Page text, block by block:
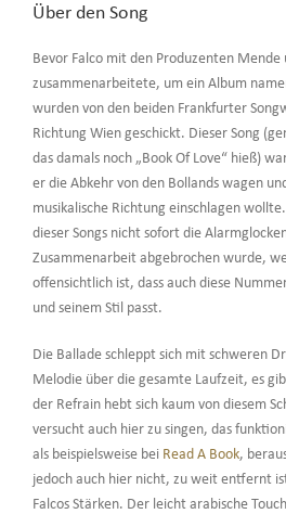
Über den Song
Bevor Falco mit den Produzenten Mende
zusammenarbeitete, um ein Album
wurden von den beiden Frankfurter
Richtung Wien geschickt. Dieser Song
das damals noch „Book Of Love“ hieß)
er die Abkehr von den Bollands wagen
musikalische Richtung einschlagen
dieser Songs nicht sofort die
Zusammenarbeit abgebrochen wurde,
offensichtlich ist, dass auch diese
und seinem Stil passt.
Die Ballade schleppt sich mit schweren
Melodie über die gesamte Laufzeit, es
der Refrain hebt sich kaum von diesem
versucht auch hier zu singen, das
als beispielsweise bei Read A Book,
jedoch auch hier nicht, zu weit entfernt
Falcos Stärken. Der leicht arabische